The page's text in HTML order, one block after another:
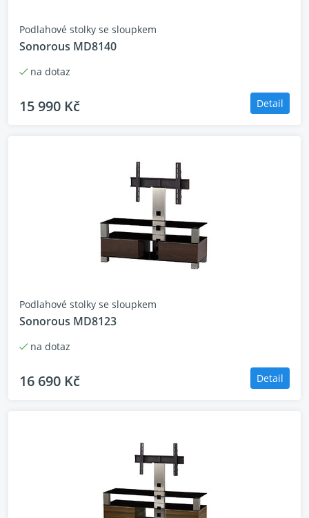
Podlahové stolky se sloupkem
Sonorous MD8140
na dotaz
15 990 Kč Detail
Podlahové stolky se sloupkem
Sonorous MD8123
na dotaz
16 690 Kč Detail